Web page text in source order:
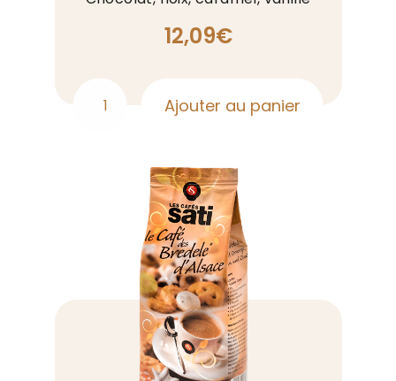
12,09€
quantité
Rwanda
Ibirunga
grains
Ajouter au panier